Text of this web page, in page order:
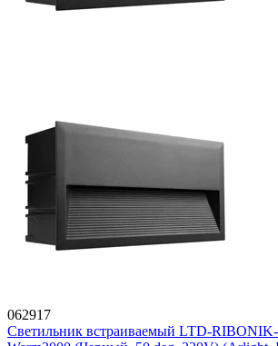
062917
Светильник встраиваемый LTD-